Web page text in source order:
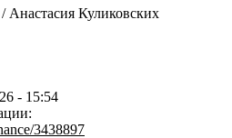
/ Анастасия Куликовских
- 15:54
3438897